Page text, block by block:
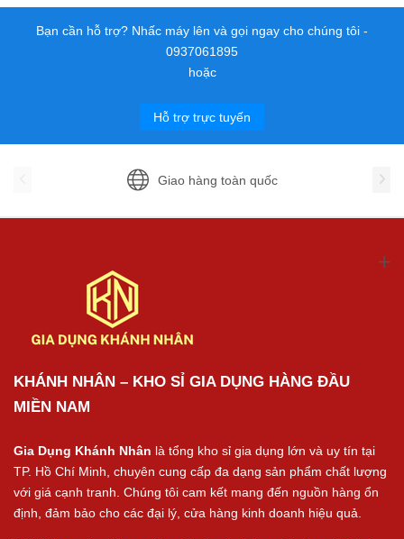
Bạn cần hỗ trợ? Nhấc máy lên và gọi ngay cho chúng tôi -
0937061895
hoặc
Hỗ trợ trực tuyến
Giao hàng toàn quốc
KHÁNH NHÂN – KHO SỈ GIA DỤNG HÀNG ĐẦU
MIỀN NAM
Gia Dụng Khánh Nhân là tổng kho sỉ gia dụng lớn và uy tín tại
TP. Hồ Chí Minh, chuyên cung cấp đa dạng sản phẩm chất lượng
với giá cạnh tranh. Chúng tôi cam kết mang đến nguồn hàng ổn
định, đảm bảo cho các đại lý, cửa hàng kinh doanh hiệu quả.